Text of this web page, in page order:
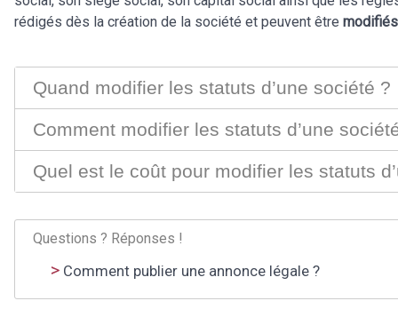
rédigés dès la création de la société et peuvent être
Quand modifier les statuts d’une société ?
Comment modifier les statuts d’une
Quel est le coût pour modifier les statuts
Questions ? Réponses !
Comment publier une annonce légale ?